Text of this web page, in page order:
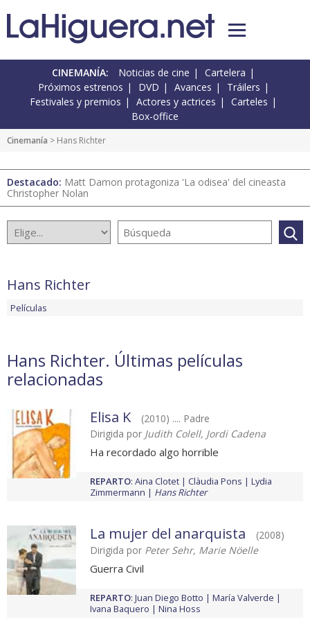
CINEMANÍA: Noticias de cine
Cartelera
Próximos estrenos
DVD Avances
Tráilers
Festivales y premios
Actores y actrices
Carteles
Box-office
Cinemanía > Hans Richter
Destacado: Matt Damon protagoniza 'La odisea' del cineasta
Christopher Nolan
Hans Richter
Películas
Hans Richter. Últimas películas
relacionadas
Elisa K
(2010) .... Padre
Dirigida por Judith Colell, Jordi Cadena
Ha recordado algo horrible
REPARTO: Aina Clotet Clàudia Pons
Lydia
Zimmermann
Hans Richter
La mujer del anarquista
(2008)
Dirigida por Peter Sehr, Marie Nöelle
Guerra Civil
REPARTO: Juan Diego Botto
María Valverde
Ivana Baquero
Nina Hoss